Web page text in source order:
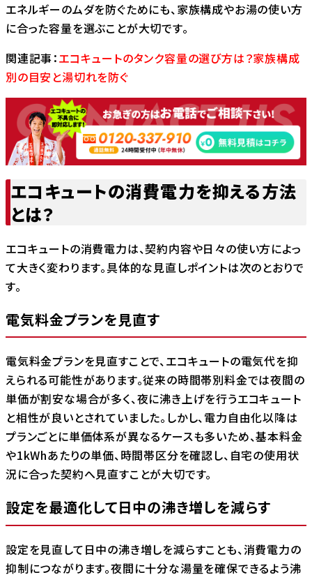
エネルギーのムダを防ぐためにも、家族構成やお湯の使い方
に合った容量を選ぶことが大切です。
関連記事：エコキュートのタンク容量の選び方は？家族構成
別の目安と湯切れを防ぐ
エコキュートの消費電力を抑える方法
とは？
エコキュートの消費電力は、契約内容や日々の使い方によっ
て大きく変わります。具体的な見直しポイントは次のとおりで
す。
電気料金プランを見直す
電気料金プランを見直すことで、エコキュートの電気代を抑
えられる可能性があります。従来の時間帯別料金では夜間の
単価が割安な場合が多く、夜に沸き上げを行うエコキュート
と相性が良いとされていました。しかし、電力自由化以降は
プランごとに単価体系が異なるケースも多いため、基本料金
や1kWhあたりの単価、時間帯区分を確認し、自宅の使用状
況に合った契約へ見直すことが大切です。
設定を最適化して日中の沸き増しを減らす
設定を見直して日中の沸き増しを減らすことも、消費電力の
抑制につながります。夜間に十分な湯量を確保できるよう沸